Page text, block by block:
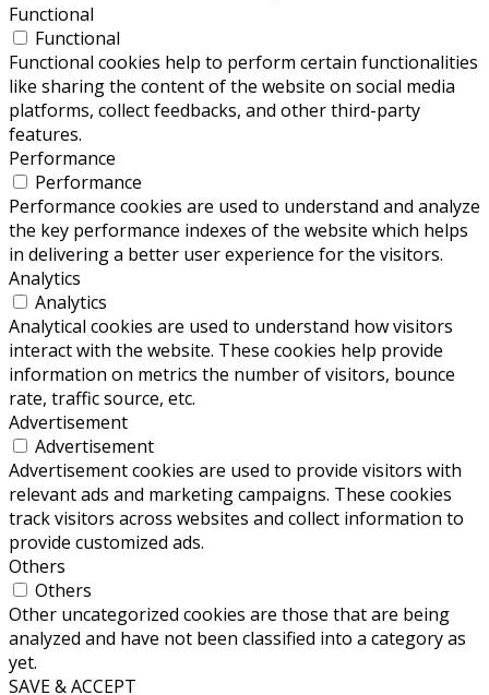
Functional
Functional
Functional cookies help to perform certain functionalities
like sharing the content of the website on social media
platforms, collect feedbacks, and other third-party
features.
Performance
Performance
Performance cookies are used to understand and analyze
the key performance indexes of the website which helps
in delivering a better user experience for the visitors.
Analytics
Analytics
Analytical cookies are used to understand how visitors
interact with the website. These cookies help provide
information on metrics the number of visitors, bounce
rate, traffic source, etc.
Advertisement
Advertisement
Advertisement cookies are used to provide visitors with
relevant ads and marketing campaigns. These cookies
track visitors across websites and collect information to
provide customized ads.
Others
Others
Other uncategorized cookies are those that are being
analyzed and have not been classified into a category as
yet.
SAVE & ACCEPT